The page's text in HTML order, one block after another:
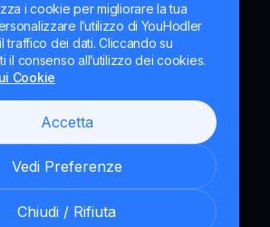
i cookie per migliorare la tua
l’utilizzo di YouHodler
traffico dei dati. Cliccando su
il consenso all’utilizzo dei cookies.
Cookie
Accetta
Vedi Preferenze
Chiudi / Rifiuta